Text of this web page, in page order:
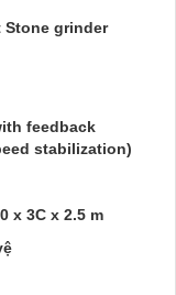
Stone grinder
feedback
stabilization)
x 3C x 2.5 m